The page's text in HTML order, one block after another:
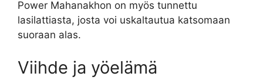
Power Mahanakhon on myös tunnettu
lasilattiasta, josta voi uskaltautua katsomaan
suoraan alas.
Viihde ja yöelämä